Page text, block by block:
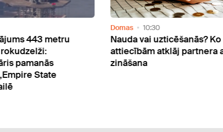
443 metru
State
Domas 10:30
Nauda vai uzticēšanās? Ko par
attiecībām atklāj partnera algas
zināšana